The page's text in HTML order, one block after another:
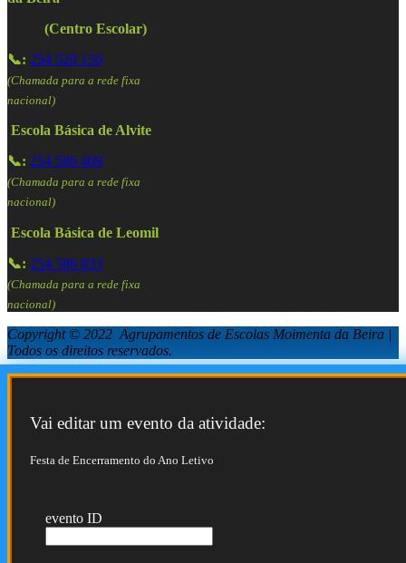
(Centro Escolar)
📞: 254 520 150
(Chamada para a rede fixa
nacional)
Escola Básica de Alvite
📞: 254 586 409
(Chamada para a rede fixa
nacional)
Escola Básica de Leomil
📞: 254 586 833
(Chamada para a rede fixa
nacional)
Copyright © 2022 Agrupamentos de Escolas Moimenta da Beira |
Todos os direitos reservados.
Vai editar um evento da atividade:
Festa de Encerramento do Ano Letivo
evento ID